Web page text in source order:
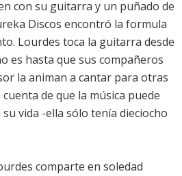
con su guitarra y un puñado de
Discos encontró la formula
Lourdes toca la guitarra desde
es hasta que sus compañeros
la animan a cantar para otras
de que la música puede
vida -ella sólo tenía dieciocho
comparte en soledad